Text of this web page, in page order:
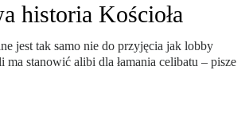
historia Kościoła
jest tak samo nie do przyjęcia jak lobby
ma stanowić alibi dla łamania celibatu – pisze